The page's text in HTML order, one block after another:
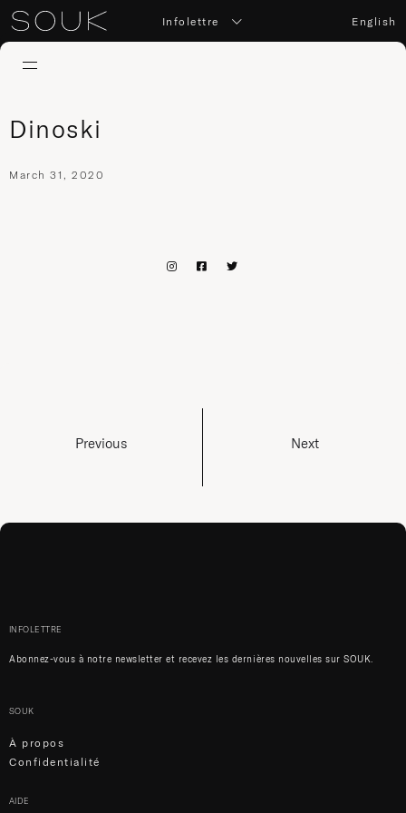
Infolettre English
Dinoski
March 31, 2020
Previous Next
INFOLETTRE
Abonnez-vous à notre newsletter et recevez les dernières nouvelles sur SOUK.
SOUK
À propos
Confidentialité
AIDE